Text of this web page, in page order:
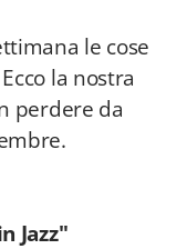
le cose
la nostra
perdere da
Jazz"